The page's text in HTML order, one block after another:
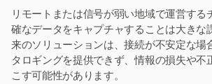
リモートまたは信号が弱い地域で運営する
確なデータをキャプチャすることは大きな
来のソリューションは、接続が不安定な場
タロギングを提供できず、情報の損失や不
こす可能性があります。